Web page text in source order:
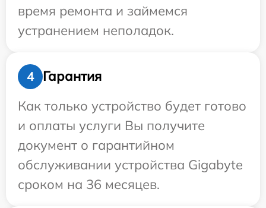
время ремонта и займемся
устранением неполадок.
4
Гарантия
Как только устройство будет готово
и оплаты услуги Вы получите
документ о гарантийном
обслуживании устройства Gigabyte
сроком на 36 месяцев.